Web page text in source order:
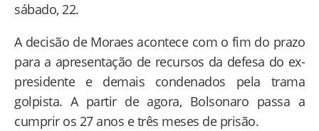
sábado, 22.
A decisão de Moraes acontece com o fim do prazo
para a apresentação de recursos da defesa do ex-
presidente e demais condenados pela trama
golpista. A partir de agora, Bolsonaro passa a
cumprir os 27 anos e três meses de prisão.